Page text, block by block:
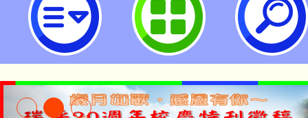
影展暨教師研習」-桃園市立瑞坪